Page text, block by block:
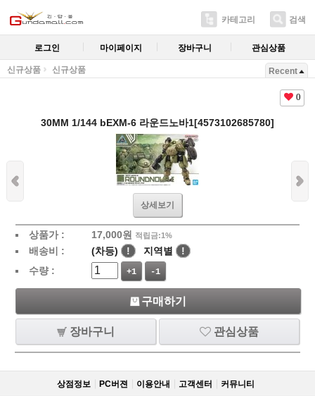
카테고리 검색
로그인 마이페이지 장바구니 관심상품
신규상품 신규상품 Recent
0
30MM 1/144 bEXM-6 라운드노바1[4573102685780]
상세보기
상품가 : 17,000원 적립금:1%
배송비 : (차등) ! 지역별
!
수량 :
+1 -1
구매하기
장바구니 관심상품
상점정보 PC버젼 이용안내 고객센터 커뮤니티